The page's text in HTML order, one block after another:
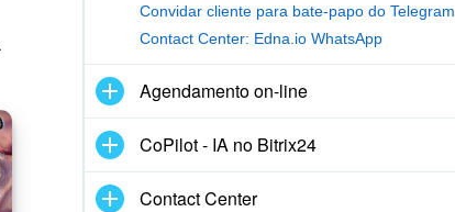
.
Convidar cliente para bate-papo do Telegram
Contact Center: Edna.io WhatsApp
Agendamento on-line
CoPilot - IA no Bitrix24
Contact Center